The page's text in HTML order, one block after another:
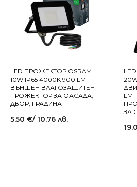
LED ПРОЖЕКТОР OSRAM
10W IP65 4000K 900 LM –
ВЪНШЕН ВЛАГОЗАЩИТЕН
ПРОЖЕКТОР ЗА ФАСАДА,
ДВОР, ГРАДИНА
5.50 €/ 10.76 лв.
LM
ЗА